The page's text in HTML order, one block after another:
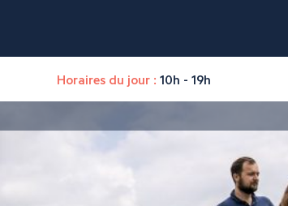
Horaires du jour : 10h - 19h